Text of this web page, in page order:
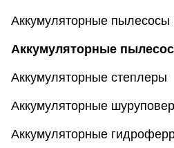
Аккумуляторные пылесосы
Аккумуляторные
Аккумуляторные степлеры
Аккумуляторные
Аккумуляторные